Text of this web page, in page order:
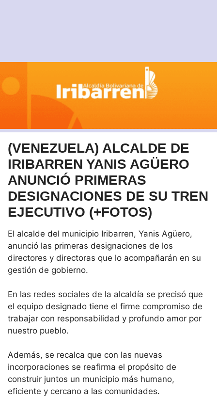
(VENEZUELA) ALCALDE DE
IRIBARREN YANIS AGÜERO
ANUNCIÓ PRIMERAS
DESIGNACIONES DE SU TREN
EJECUTIVO (+FOTOS)
El alcalde del municipio Iribarren, Yanis Agüero,
anunció las primeras designaciones de los
directores y directoras que lo acompañarán en su
gestión de gobierno.
En las redes sociales de la alcaldía se precisó que
el equipo designado tiene el firme compromiso de
trabajar con responsabilidad y profundo amor por
nuestro pueblo.
Además, se recalca que con las nuevas
incorporaciones se reafirma el propósito de
construir juntos un municipio más humano,
eficiente y cercano a las comunidades.